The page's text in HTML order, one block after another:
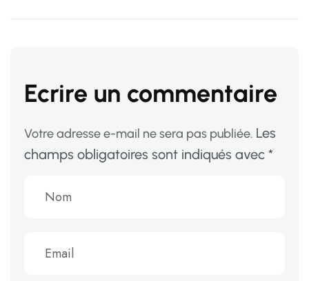
Ecrire un commentaire
Votre adresse e-mail ne sera pas publiée. Les
champs obligatoires sont indiqués avec *